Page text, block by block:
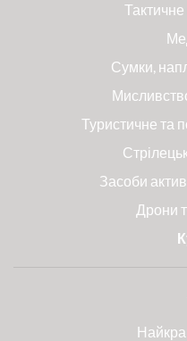
Сумки,
Туристичне та
Засоби
Дрони